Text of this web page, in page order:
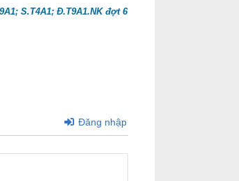
S.T4A1; Đ.T9A1.NK đợt 6
Đăng nhập